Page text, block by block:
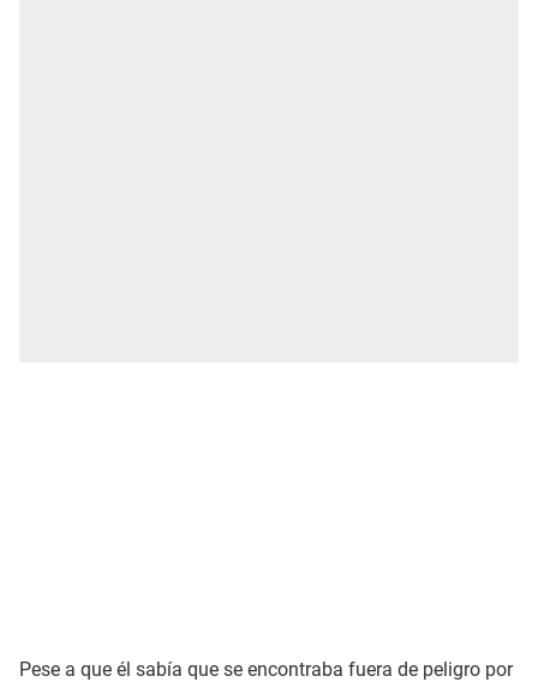
Pese a que él sabía que se encontraba fuera de peligro por